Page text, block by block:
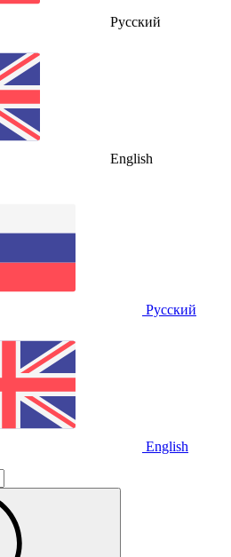
Русский
English
Русский
English